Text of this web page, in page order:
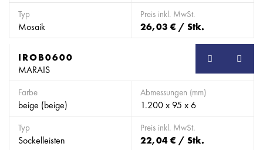
Typ
Mosaik
Preis inkl. MwSt.
26,03 € / Stk.
SB
IROB0600
MARAIS
Farbe
beige (beige)
Abmessungen (mm)
1.200 x 95 x 6
Typ
Sockelleisten
Preis inkl. MwSt.
22,04 € / Stk.